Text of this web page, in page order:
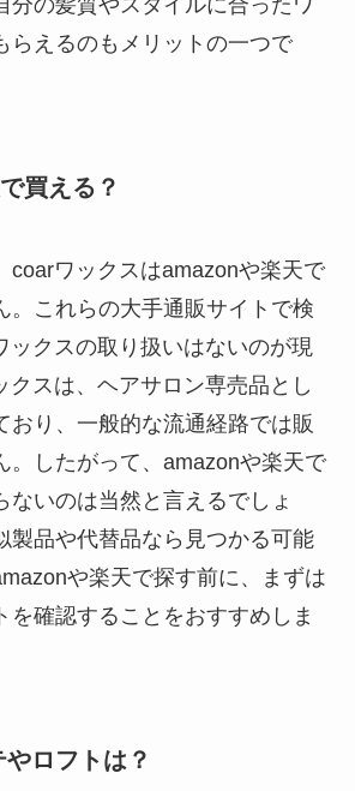
らえるのもメリットの一つで
買える？
coarワックスはamazonや楽天で
。これらの大手通販サイトで検
ックスの取り扱いはないのが現
クスは、ヘアサロン専売品とし
おり、一般的な流通経路では販
。したがって、amazonや楽天で
ないのは当然と言えるでしょ
製品や代替品なら見つかる可能
や楽天で探す前に、まずは
を確認することをおすすめしま
やロフトは？